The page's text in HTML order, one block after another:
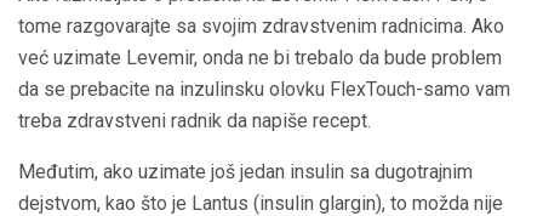
tome razgovarajte sa svojim zdravstvenim radnicima. Ako
već uzimate Levemir, onda ne bi trebalo da bude problem
da se prebacite na inzulinsku olovku FlexTouch-samo vam
treba zdravstveni radnik da napiše recept.
Međutim, ako uzimate još jedan insulin sa dugotrajnim
dejstvom, kao što je Lantus (insulin glargin), to možda nije